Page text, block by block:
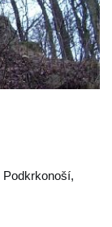
Podkrkonoší,